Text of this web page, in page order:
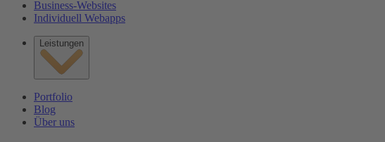
Business-Websites
Individuell Webapps
Leistungen
Portfolio
Blog
Über uns